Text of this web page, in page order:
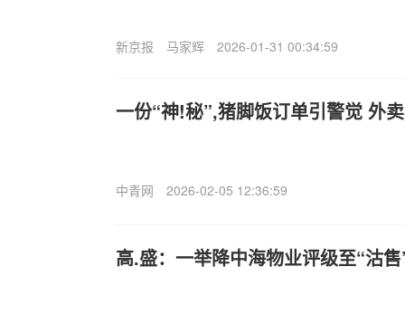
新京报 马家辉 2026-01-31 00:34:59
一份“神!秘”,猪脚饭订单引警觉 外
中青网 2026-02-05 12:36:59
高.盛：一举降中海物业评级至“沽